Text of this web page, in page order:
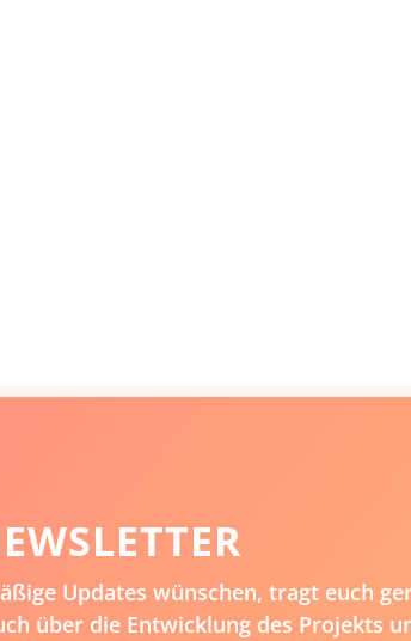
Updates wünschen, tragt euch
über die Entwicklung des Projekts